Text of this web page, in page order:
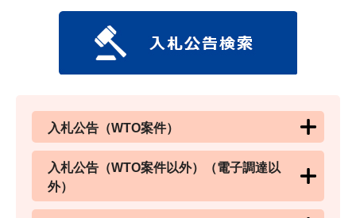
入札公告（WTO案件）
入札公告（WTO案件以外）（電子調達以
外）